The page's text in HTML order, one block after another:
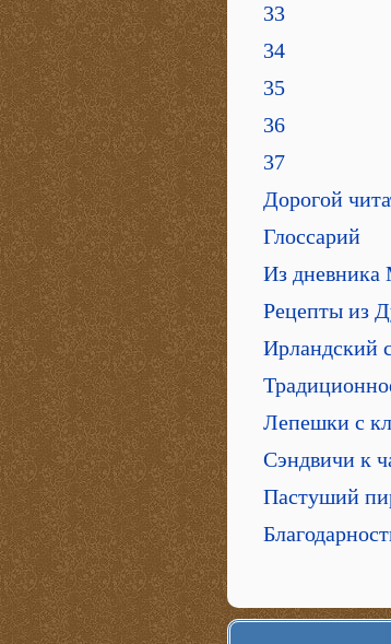
33
34
35
36
37
Дорогой
Глоссарий
Из дневника
Рецепты из
Ирландский
Лепешки с
Сэндвичи к
Пастуший